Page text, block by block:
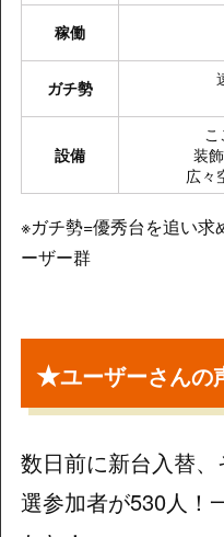
稼働
ガチ勢
設備
装
広々
※ガチ勢=優秀台を追い
ーザー群
★ユーザーさんの
数日前に新台入替
選参加者が530人！